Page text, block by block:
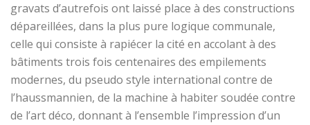
gravats d’autrefois ont laissé place à des constructions
dépareillées, dans la plus pure logique communale,
celle qui consiste à rapiécer la cité en accolant à des
bâtiments trois fois centenaires des empilements
modernes, du pseudo style international contre de
l’haussmannien, de la machine à habiter soudée contre
de l’art déco, donnant à l’ensemble l’impression d’un